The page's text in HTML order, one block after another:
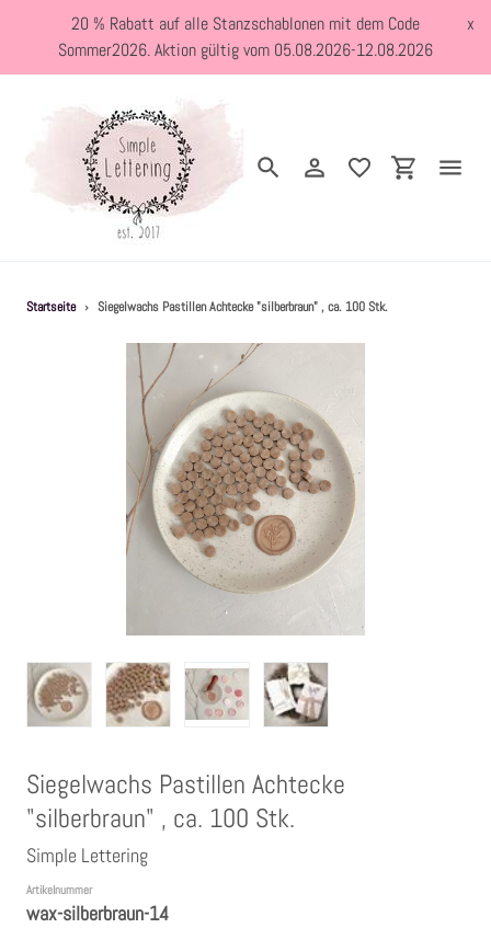
Inhalt
20 % Rabatt auf alle Stanzschablonen mit dem Code
Sommer2026. Aktion gültig vom 05.08.2026-12.08.2026
x
SuchenEinloggen
Stanzschablonen
Clear Stamps
Embossing Pulver WOW
Kartendeko Embellishments
Präge-, Universal- Maskierschablonen
Papiere
Bänder & Garn
Startseite › Siegelwachs Pastillen Achtecke "silberbraun" , ca. 100 Stk.
Siegelwachs Pastillen Achtecke
"silberbraun" , ca. 100 Stk.
Simple Lettering
Artikelnummer
wax-silberbraun-14